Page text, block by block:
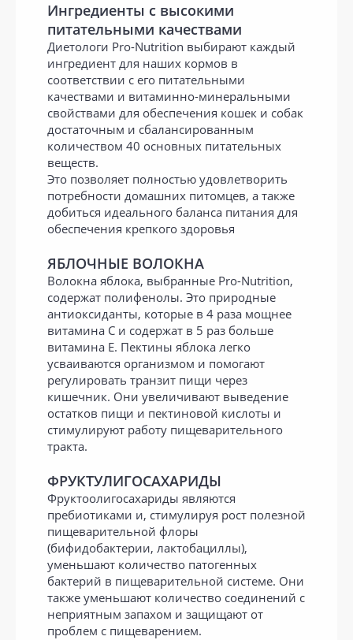
Ингредиенты с высокими
питательными качествами
Диетологи Pro-Nutrition выбирают каждый
ингредиент для наших кормов в
соответствии с его питательными
качествами и витаминно-минеральными
свойствами для обеспечения кошек и собак
достаточным и сбалансированным
количеством 40 основных питательных
веществ.
Это позволяет полностью удовлетворить
потребности домашних питомцев, а также
добиться идеального баланса питания для
обеспечения крепкого здоровья
ЯБЛОЧНЫЕ ВОЛОКНА
Волокна яблока, выбранные Pro-Nutrition,
содержат полифенолы. Это природные
антиоксиданты, которые в 4 раза мощнее
витамина С и содержат в 5 раз больше
витамина Е. Пектины яблока легко
усваиваются организмом и помогают
регулировать транзит пищи через
кишечник. Они увеличивают выведение
остатков пищи и пектиновой кислоты и
стимулируют работу пищеварительного
тракта.
ФРУКТУЛИГОСАХАРИДЫ
Фруктоолигосахариды являются
пребиотиками и, стимулируя рост полезной
пищеварительной флоры
(бифидобактерии, лактобациллы),
уменьшают количество патогенных
бактерий в пищеварительной системе. Они
также уменьшают количество соединений с
неприятным запахом и защищают от
проблем с пищеварением.